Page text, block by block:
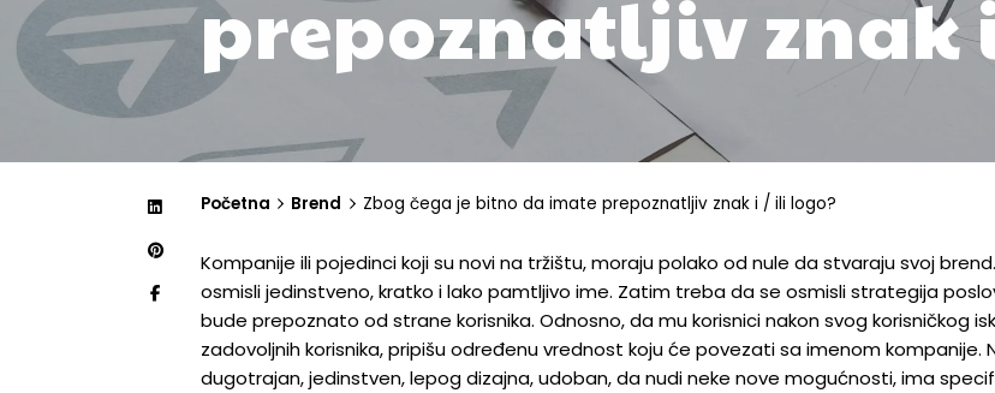
prepoznatljiv znak
Početna Brend Zbog čega je bitno da imate prepoznatljiv znak i / ili logo?
Kompanije ili pojedinci koji su novi na tržištu, moraju polako od nule da stvaraju svoj
osmisli jedinstveno, kratko i lako pamtljivo ime. Zatim treba da se osmisli strategija
bude prepoznato od strane korisnika. Odnosno, da mu korisnici nakon svog korisničkog
zadovoljnih korisnika, pripišu određenu vrednost koju će povezati sa imenom kompanije.
dugotrajan, jedinstven, lepog dizajna, udoban, da nudi neke nove mogućnosti, ima